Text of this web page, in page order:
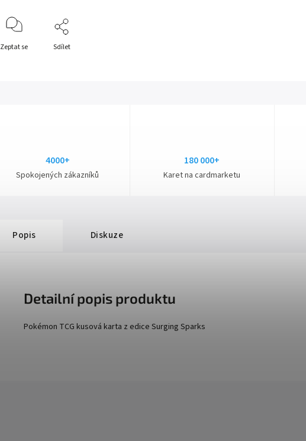
Zeptat se Sdílet
4000+
Spokojených zákazníků
180 000+
Karet na cardmarketu
Popis Diskuze
Detailní popis produktu
Pokémon TCG kusová karta z edice Surging Sparks